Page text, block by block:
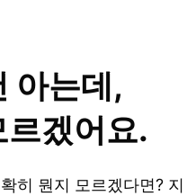
아는데,
겠어요.
히 뭔지 모르겠다면? 지